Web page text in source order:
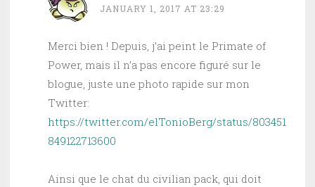
JANUARY 1, 2017 AT 23:29
Merci bien ! Depuis, j’ai peint le Primate of
Power, mais il n’a pas encore figuré sur le
blogue, juste une photo rapide sur mon
Twitter:
https://twitter.com/elTonioBerg/status/803451
849122713600
Ainsi que le chat du civilian pack, qui doit